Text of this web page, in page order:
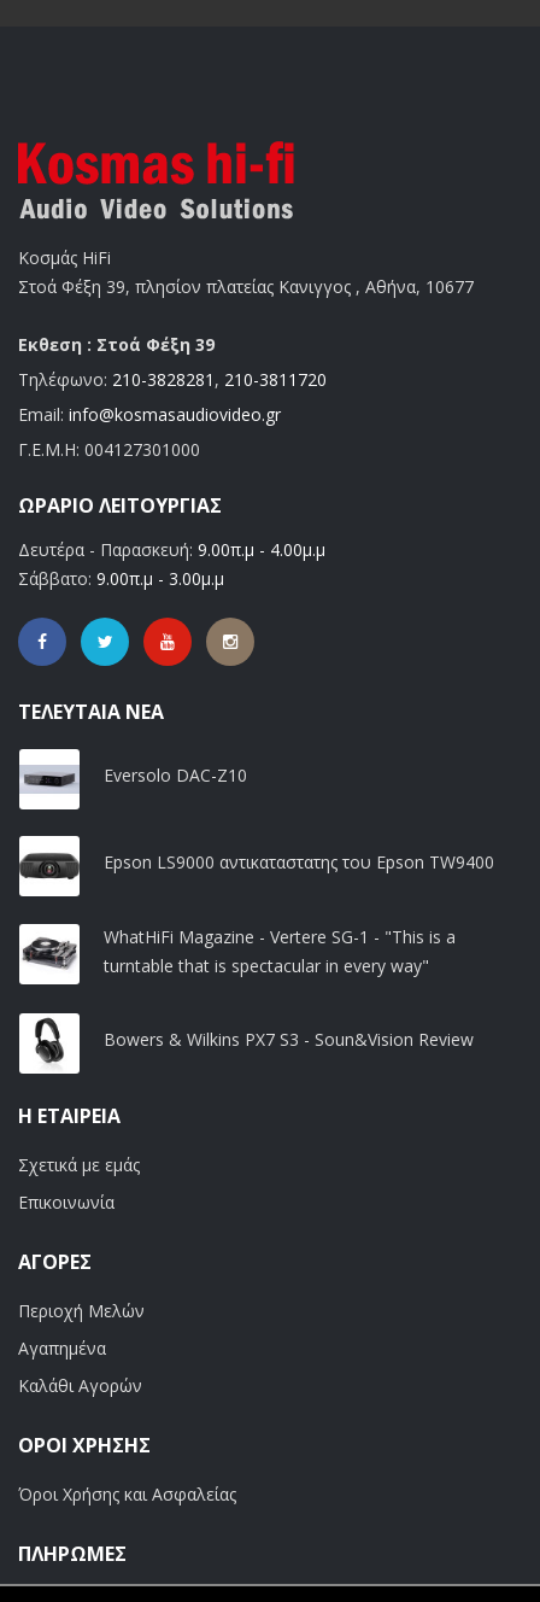
Κοσμάς HiFi
Στοά Φέξη 39, πλησίον πλατείας Κανιγγος , Αθήνα, 10677
Εκθεση : Στοά Φέξη 39
Τηλέφωνο: 210-3828281 , 210-3811720
Email: info@kosmasaudiovideo.gr
Γ.Ε.Μ.Η: 004127301000
ΩΡΆΡΙΟ ΛΕΙΤΟΥΡΓΊΑΣ
Δευτέρα - Παρασκευή: 9.00π.μ - 4.00μ.μ
Σάββατο: 9.00π.μ - 3.00μ.μ
ΤΕΛΕΥΤΑΊΑ ΝΈΑ
Eversolo DAC-Z10
Epson LS9000 αντικαταστατης του Epson TW9400
WhatHiFi Magazine - Vertere SG-1 - "This is a
turntable that is spectacular in every way"
Bowers & Wilkins PX7 S3 - Soun&Vision Review
Η ΕΤΑΙΡΕΊΑ
Σχετικά με εμάς
Επικοινωνία
ΑΓΟΡΈΣ
Περιοχή Μελών
Αγαπημένα
Καλάθι Αγορών
ΟΡΟΙ ΧΡΗΣΗΣ
Όροι Χρήσης και Ασφαλείας
ΠΛΗΡΩΜΕΣ